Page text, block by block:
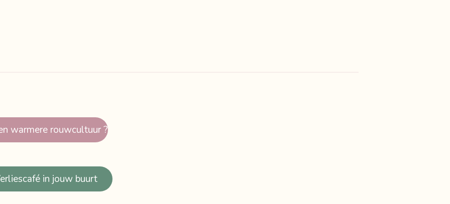
warmere rouwcultuur ?
in jouw buurt